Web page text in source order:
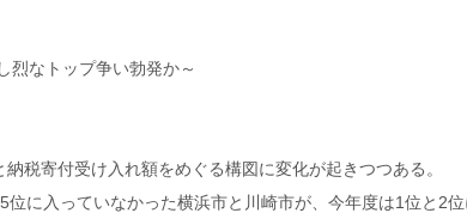
烈なトップ争い勃発か～
税寄付受け入れ額をめぐる構図に変化が起きつつある。
位に入っていなかった横浜市と川崎市が、今年度は1位と2位